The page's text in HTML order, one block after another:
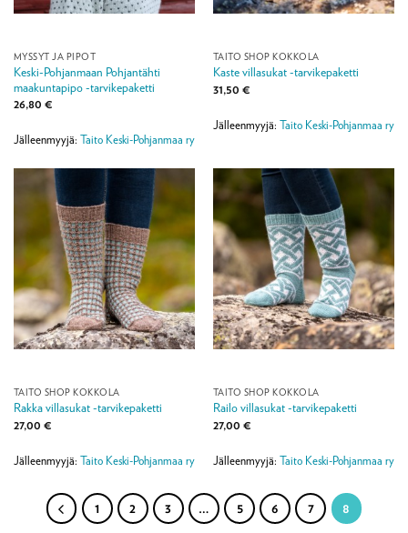
MYSSYT JA PIPOT
Keski-Pohjanmaan Pohjantähti
maakuntapipo -tarvikepaketti
26,80 €
Jälleenmyyjä: Taito Keski-Pohjanmaa ry
TAITO SHOP KOKKOLA
Kaste villasukat -tarvikepaketti
31,50 €
Jälleenmyyjä: Taito Keski-Pohjanmaa ry
TAITO SHOP KOKKOLA
Rakka villasukat -tarvikepaketti
27,00 €
Jälleenmyyjä: Taito Keski-Pohjanmaa ry
TAITO SHOP KOKKOLA
Railo villasukat -tarvikepaketti
27,00 €
Jälleenmyyjä: Taito Keski-Pohjanmaa ry
1 2 3 … 5 6 7 8